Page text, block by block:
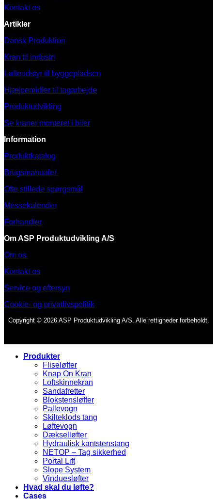
Kontakt os
Artikler
Dansk Produktion
Kran til industri
Løfteudstyr til byggepladsen
Hjælpemidler til tagarbejde
Produktudvikling
Se kraner monteret i biler
Information
Produktkatalog
Brugsmanualer
Ofte stillede spørgsmål
Messekalender
Forhandler
Om ASP Produktudvikling A/S
Om os
Kontakt os
Service og eftersyn
Cookie- og privatlivspolitik
Copyright © 2026 ASP Produktudvikling A/S. Alle rettigheder forbeholdt.
Produkter
Fliseløfter
Knap On Kran
Loftskinnekran
Sandafretter
Blokstensløfter
Pallevogn
Skilteklods tang
Løftevogn
Dækselløfter
Hydraulisk kantstenstang
NETOP – Tag sikkerhed
Portal Lift
Slope System
Vinduesløfter
Hvad skal du løfte?
Cases